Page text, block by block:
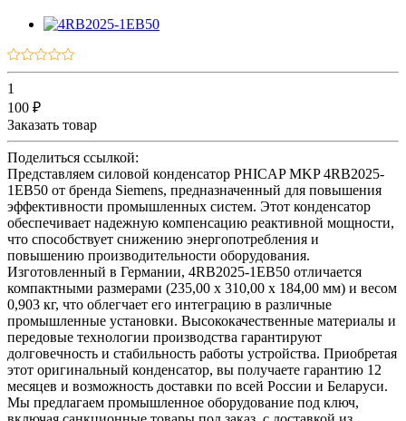
1
100 ₽
Заказать товар
Поделиться ссылкой:
Представляем силовой конденсатор PHICAP MKP 4RB2025-
1EB50 от бренда Siemens, предназначенный для повышения
эффективности промышленных систем. Этот конденсатор
обеспечивает надежную компенсацию реактивной мощности,
что способствует снижению энергопотребления и
повышению производительности оборудования.
Изготовленный в Германии, 4RB2025-1EB50 отличается
компактными размерами (235,00 x 310,00 x 184,00 мм) и весом
0,903 кг, что облегчает его интеграцию в различные
промышленные установки. Высококачественные материалы и
передовые технологии производства гарантируют
долговечность и стабильность работы устройства. Приобретая
этот оригинальный конденсатор, вы получаете гарантию 12
месяцев и возможность доставки по всей России и Беларуси.
Мы предлагаем промышленное оборудование под ключ,